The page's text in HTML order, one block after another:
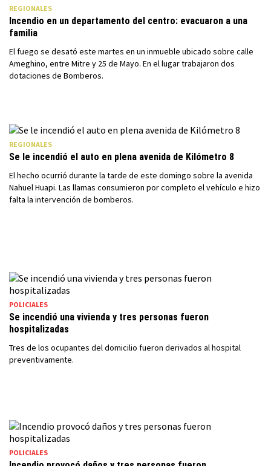
REGIONALES
Incendio en un departamento del centro: evacuaron a una
familia
El fuego se desató este martes en un inmueble ubicado sobre calle
Ameghino, entre Mitre y 25 de Mayo. En el lugar trabajaron dos
dotaciones de Bomberos.
REGIONALES
Se le incendió el auto en plena avenida de Kilómetro 8
El hecho ocurrió durante la tarde de este domingo sobre la avenida
Nahuel Huapi. Las llamas consumieron por completo el vehículo e hizo
falta la intervención de bomberos.
POLICIALES
Se incendió una vivienda y tres personas fueron
hospitalizadas
Tres de los ocupantes del domicilio fueron derivados al hospital
preventivamente.
POLICIALES